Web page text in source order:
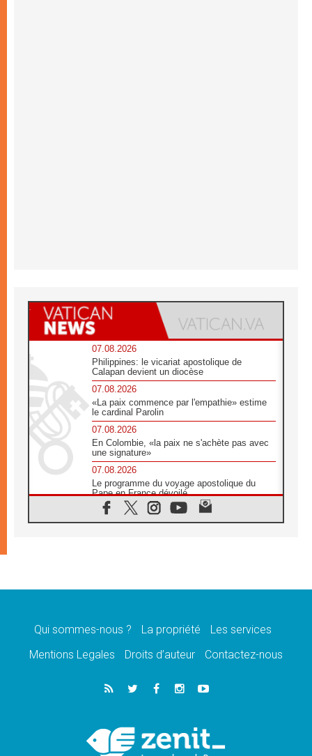
07.08.2026
Philippines: le vicariat apostolique de
Calapan devient un diocèse
07.08.2026
«La paix commence par l'empathie» estime
le cardinal Parolin
07.08.2026
En Colombie, «la paix ne s'achète pas avec
une signature»
07.08.2026
Le programme du voyage apostolique du
Pape en France dévoilé
07.08.2026
1ère Conférence continentale sur l'éducation
07.08.2026
07.08.2026
lancement des «dix jours de prière pour la
06.08.2026
Préparatifs des JMJ 2027 à Séoul: «c'est
Chrétiens et confucéens: respect et sagesse
pour relever les «défis urgents»
Qui sommes-nous ? La propriété
Les services
Mentions Legales
Droits d’auteur Contactez-nous